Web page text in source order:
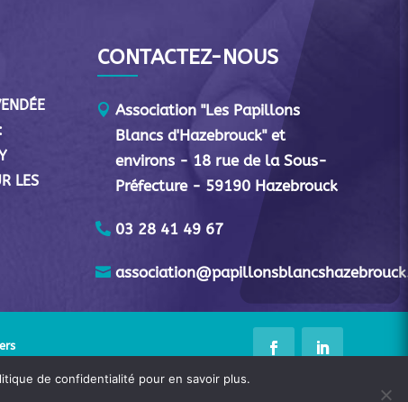
LES
CONTACTEZ-NOUS
Association "Les Papillons
Blancs d'Hazebrouck" et
environs - 18 rue de la Sous-
Préfecture - 59190 Hazebrouck
03 28 41 49 67
de confidentialité pour en savoir plus.